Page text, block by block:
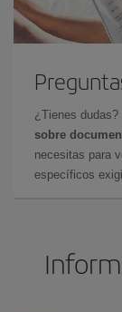
¿Tienes
sobre
necesitas para
específicos